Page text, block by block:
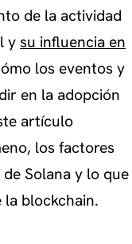
de la actividad
y su influencia en
los eventos y
en la adopción
artículo
los factores
Solana y lo que
blockchain.